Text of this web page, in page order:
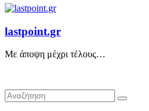
lastpoint.gr
Με άποψη μέχρι τέλους…